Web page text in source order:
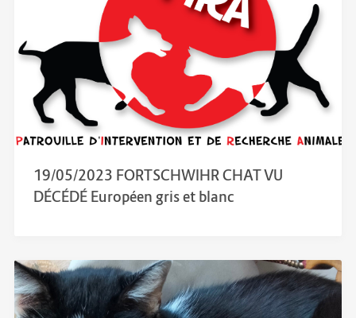
19/05/2023 FORTSCHWIHR CHAT VU
DÉCÉDÉ Européen gris et blanc